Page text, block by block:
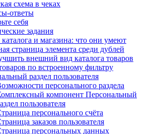
схема в чеках
ответы
себя
задания
и магазина: что они умеют
страница элемента среди дублей
внешний вид каталога товаров
по встроенному фильтру
раздел пользователя
персонального раздела
компонент Персональный
пользователя
персонального счёта
заказов пользователя
персональных данных